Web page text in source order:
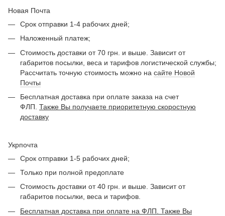
Новая Почта
Срок отправки 1-4 рабочих дней;
Наложенный платеж;
Стоимость доставки от 70 грн. и выше. Зависит от
габаритов посылки, веса и тарифов логистической службы;
Рассчитать точную стоимость можно на сайте Новой
Почты
Бесплатная доставка при оплате заказа на счет
ФЛП. Также Вы получаете приоритетную скоростную
доставку
Укрпочта
Срок отправки 1-5 рабочих дней;
Только при полной предоплате
Стоимость доставки от 40 грн. и выше. Зависит от
габаритов посылки, веса и тарифов.
Бесплатная доставка при оплате на ФЛП. Также Вы